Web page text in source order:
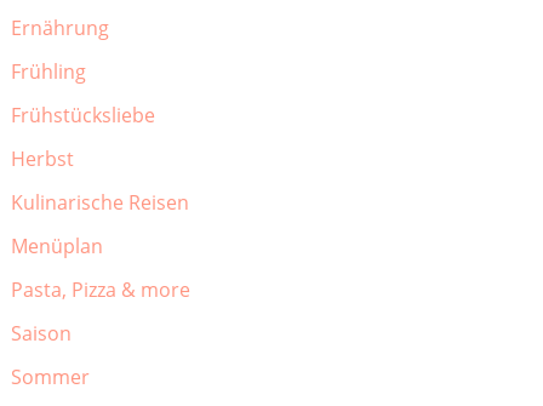
Ernährung
Frühling
Frühstücksliebe
Herbst
Kulinarische Reisen
Menüplan
Pasta, Pizza & more
Saison
Sommer